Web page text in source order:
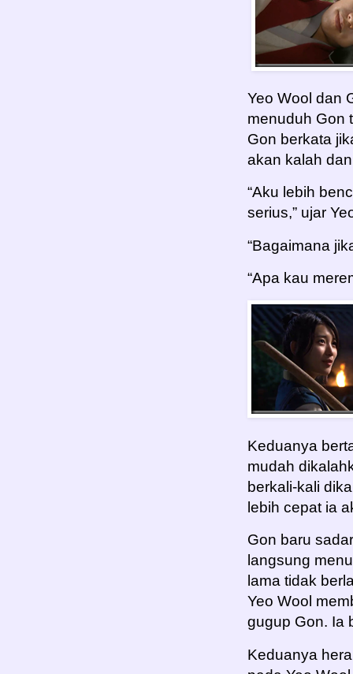
Yeo Wool dan
menuduh Gon
Gon berkata
akan kalah
“Aku lebih
serius,” ujar
“Bagaimana
“Apa kau
Keduanya
mudah
berkali-kali
lebih cepat ia
Gon baru
langsung
lama tidak
Yeo Wool
gugup Gon. Ia
Keduanya